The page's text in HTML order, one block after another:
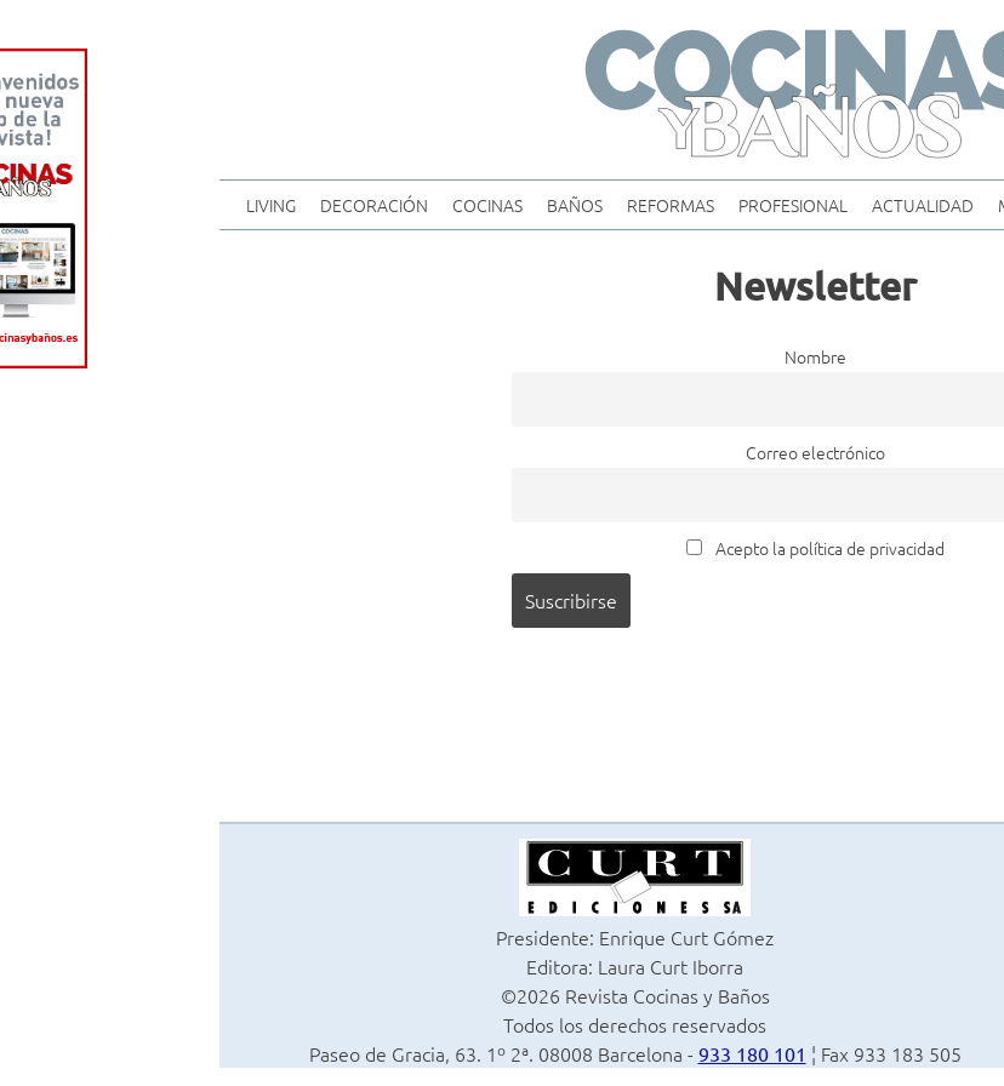
content
LIVING DECORACIÓN COCINAS BAÑOS REFORMAS PROFESIONAL ACTUALIDAD
Newsletter
Nombre
Correo electrónico
Acepto la política de privacidad
Presidente: Enrique Curt Gómez
Editora: Laura Curt Iborra
©2026 Revista Cocinas y Baños
Todos los derechos reservados
Paseo de Gracia, 63. 1º 2ª. 08008 Barcelona - 933 180 101 ¦ Fax 933 183 505